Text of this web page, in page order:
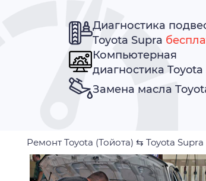
Диагностика
Toyota Supra
Компьютерная
диагностика Toyota
Замена масла
Ремонт Toyota (Тойота) ⇆ Toyota